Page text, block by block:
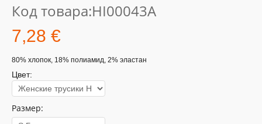
Код товара:HI00043A
7,28 €
80% хлопок, 18% полиамид, 2% эластан
Цвет:
Размер: